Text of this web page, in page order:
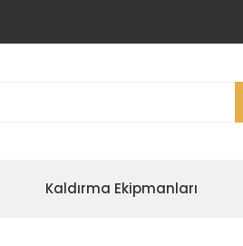
Kaldırma Ekipmanları